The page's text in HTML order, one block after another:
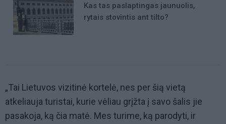
Kas tas paslaptingas jaunuolis,
rytais stovintis ant tilto?
„Tai Lietuvos vizitinė kortelė, nes per šią vietą
atkeliauja turistai, kurie vėliau grįžta į savo šalis jie
pasakoja, ką čia matė. Mes turime, ką parodyti, ir